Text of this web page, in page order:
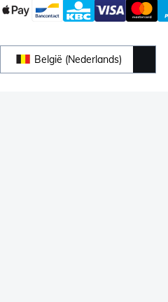
België (Nederlands)